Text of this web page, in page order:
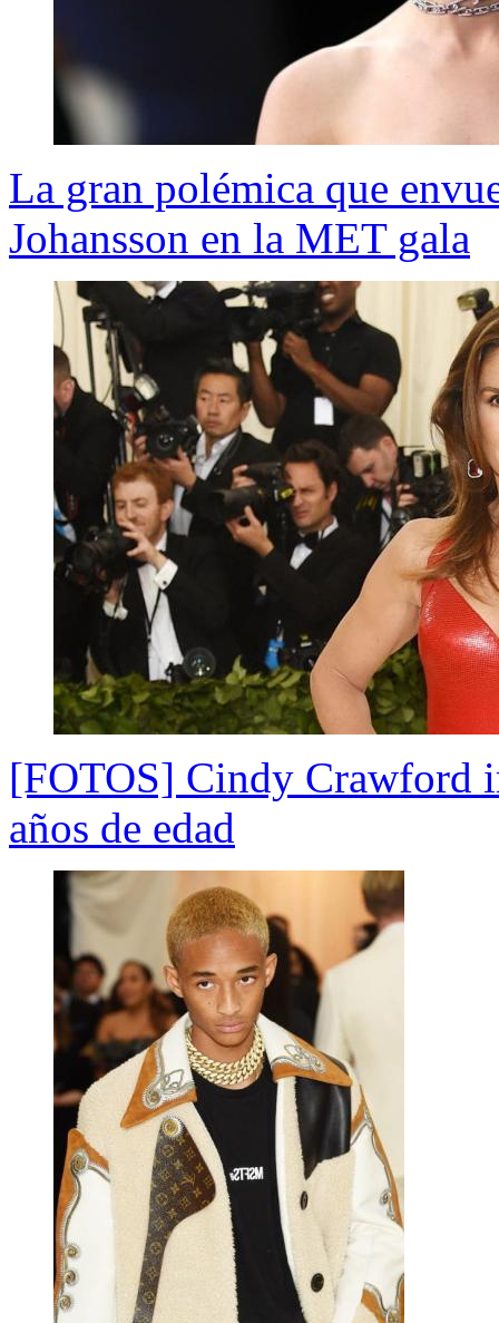
La gran polémica que
Johansson en la MET gala
[FOTOS] Cindy Crawford
años de edad